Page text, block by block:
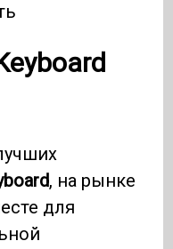
, на рынке
для